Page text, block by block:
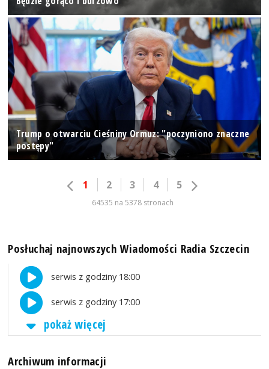
Trump o otwarciu Cieśniny Ormuz: "poczyniono znaczne
postępy"
1 2 3 4 5
64535 na 5378 stronach
Posłuchaj najnowszych Wiadomości Radia Szczecin
serwis z godziny 18:00
serwis z godziny 17:00
pokaż więcej
Archiwum informacji